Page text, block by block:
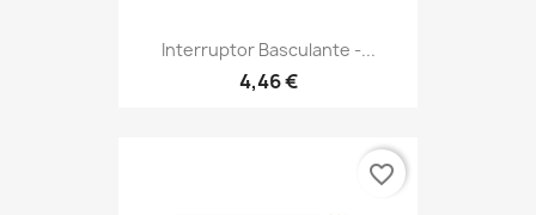
Interruptor Basculante -...
4,46 €
favorite_border